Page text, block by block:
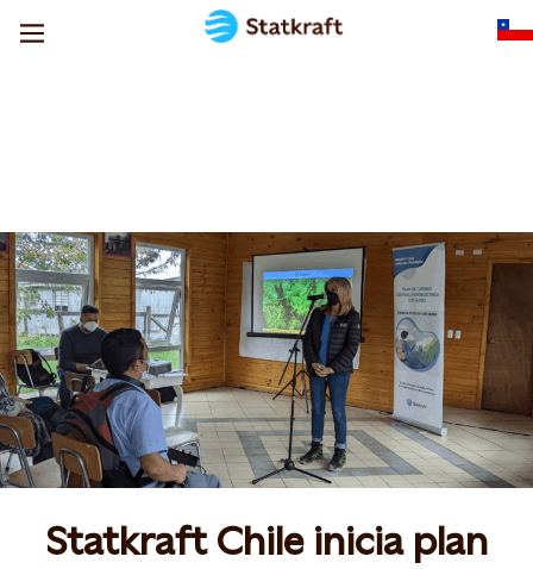
Statkraft Chile inicia plan